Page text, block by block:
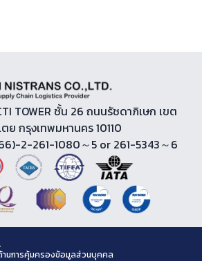
TOWER ชั้น 26 ถนนรัชดาภิเษก เขต
ย กรุงเทพมหานคร 10110
2-261-1080～5 or 261-5343～6
านการคุ้มครองข้อมูลส่วนบุคคล